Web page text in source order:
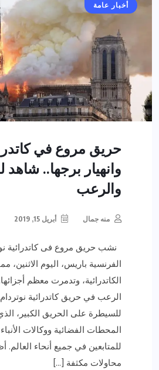
أخبار عامة
حريق مروع في
وانهيار برجها..
والرعب
منه جمال أبريل 15, 2019
نشب حريق مروع فى كاتدرائية
الفرنسية باريس، اليوم الاثنين،
الكاتدرائية، وتدمرت معظم
الرعب في حريق كاتدرائية
للسيطرة على الحريق الكبير،
المحطات الفضائية ووكالات
للمتابعين في جميع أنحاء
محاولات مكثفة […]